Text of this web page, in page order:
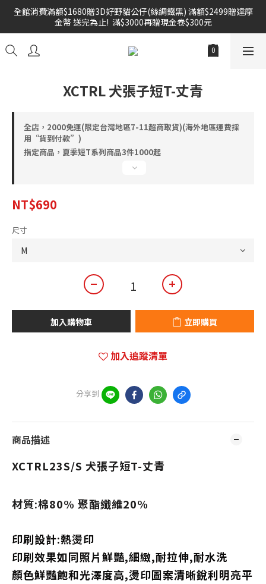
雙倍奉還 歡慶父親節全館褲類任選兩件88折!!!
全館消費滿額$1680贈3D好野貓公仔(絲綢鐵黑) 滿額$2499贈達摩
金幣 送完為止!  滿$3000再贈現金卷$300元
雙倍奉還 歡慶父親節全館褲類任選兩件88折!!!
XCTRL 犬張子短T-丈青
全店，2000免運(限定台灣地區7-11超商取貨)(海外地區運費採
用“貨到付款”)
指定商品，夏季短T系列商品3件1000起
NT$690
尺寸
加入購物車 立即購買
加入追蹤清單
分享到
商品描述
XCTRL23S/S 犬張子短T-丈青
材質:棉80% 聚酯纖維20%
印刷設計:熱燙印
印刷效果如同照片鮮豔,細緻,耐拉伸,耐水洗
顏色鮮豔飽和光澤度高,燙印圖案清晰銳利明亮平